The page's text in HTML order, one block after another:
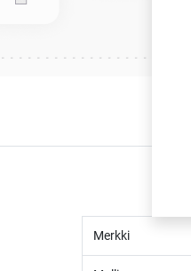
Merkki